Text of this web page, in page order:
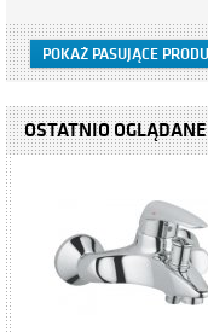
OSTATNIO OGLĄDANE